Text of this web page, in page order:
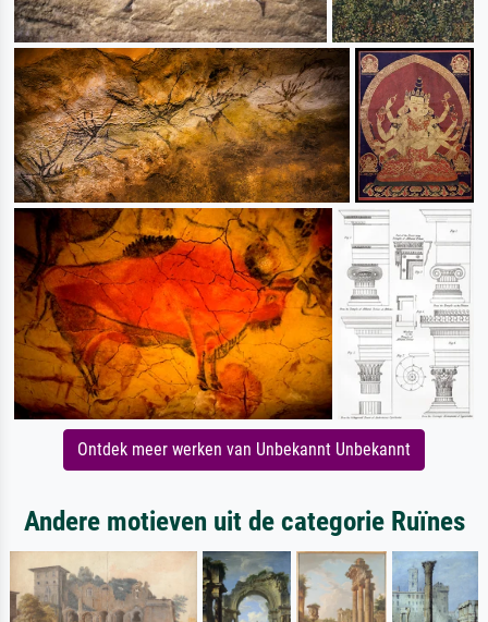
Ontdek meer werken van Unbekannt Unbekannt
Andere motieven uit de categorie Ruïnes